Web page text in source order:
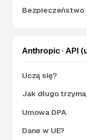
Anthropic · API